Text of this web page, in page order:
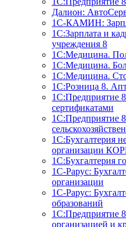
Далион:
1С-КАМИН:
1С:Зарплата и
учреждения 8
1С:Медицина.
1С:Медицина.
1С:Медицина.
1С:Розница 8.
1C:Предприятие
сертификатами
1С:Предприятие
1C:Бухгалтерия
организации
1С:Бухгалтерия
1С-Рарус:
организации
1С-Рарус:
образований
1С:Предприятие
организацией и